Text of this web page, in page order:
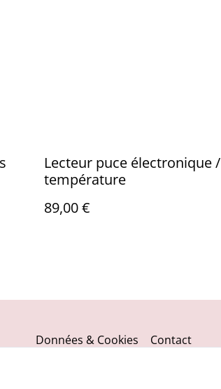
Lecteur puce électronique /
température
89,00 €
Données & Cookies Contact